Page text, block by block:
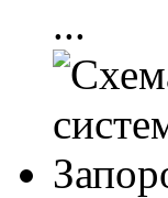
...